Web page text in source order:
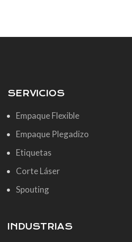
SERVICIOS
Empaque Flexible
Empaque Plegadizo
Etiquetas
Corte Láser
Spouting
INDUSTRIAS